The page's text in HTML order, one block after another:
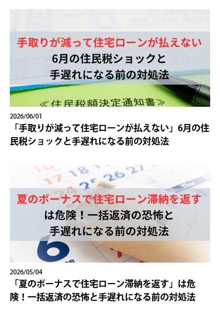
2026/06/01
「手取りが減って住宅ローンが払えない」6月の住
民税ショックと手遅れになる前の対処法
2026/05/04
「夏のボーナスで住宅ローン滞納を返す」は危
険！一括返済の恐怖と手遅れになる前の対処法